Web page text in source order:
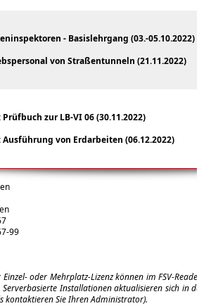
- Basislehrgang (03.-05.10.2022)
von Straßentunneln (21.11.2022)
zur LB-VI 06 (30.11.2022)
von Erdarbeiten (06.12.2022)
99
Einzel- oder Mehrplatz-Lizenz können im FSV-
Installationen aktualisieren sich in der
kontaktieren Sie Ihren Administrator).